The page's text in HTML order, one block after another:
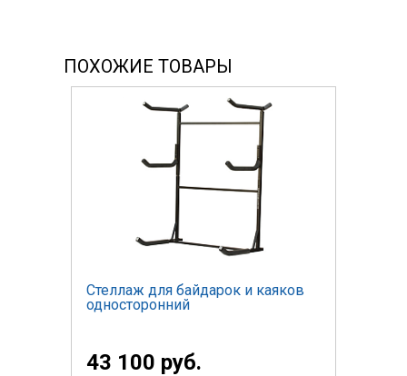
ПОХОЖИЕ ТОВАРЫ
Стеллаж для байдарок и каяков
односторонний
43 100 руб.